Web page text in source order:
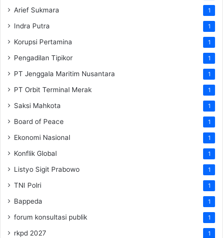
Arief Sukmara 1
Indra Putra 1
Korupsi Pertamina 1
Pengadilan Tipikor 1
PT Jenggala Maritim Nusantara 1
PT Orbit Terminal Merak 1
Saksi Mahkota 1
Board of Peace 1
Ekonomi Nasional 1
Konflik Global 1
Listyo Sigit Prabowo 1
TNI Polri 1
Bappeda 1
forum konsultasi publik 1
rkpd 2027 1